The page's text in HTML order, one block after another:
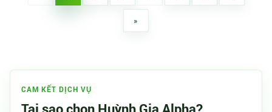
»
CAM KẾT DỊCH VỤ